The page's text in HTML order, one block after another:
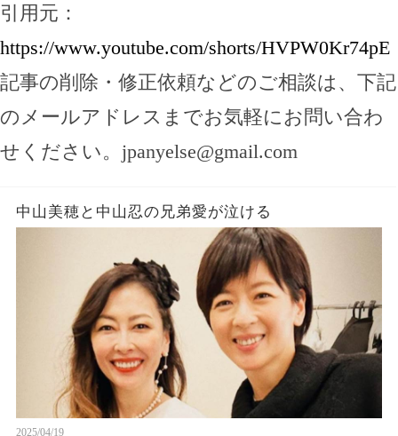
引用元：
https://www.youtube.com/shorts/HVPW0Kr74pE
記事の削除・修正依頼などのご相談は、下記
のメールアドレスまでお気軽にお問い合わ
せください。 jpanyelse@gmail.com
中山美穂と中山忍の兄弟愛が泣ける
2025/04/19